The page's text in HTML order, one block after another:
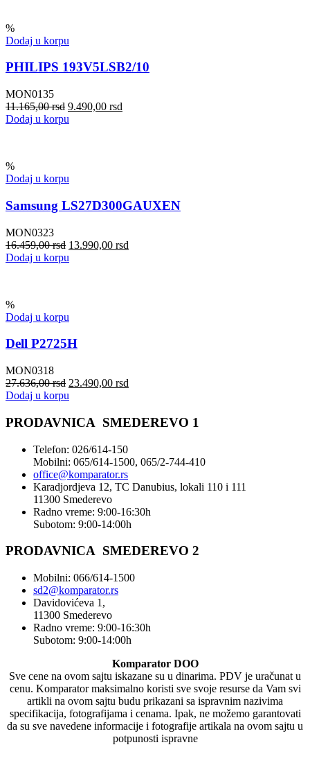
%
Dodaj u korpu
PHILIPS 193V5LSB2/10
MON0135
11.165,00rsd 9.490,00 rsd
Dodaj u korpu
%
Dodaj u korpu
Samsung LS27D300GAUXEN
MON0323
16.459,00rsd 13.990,00 rsd
Dodaj u korpu
%
Dodaj u korpu
Dell P2725H
MON0318
27.636,00rsd 23.490,00 rsd
Dodaj u korpu
PRODAVNICA SMEDEREVO 1
Telefon: 026/614-150
Mobilni: 065/614-1500, 065/2-744-410
office@komparator.rs
Karadjordjeva 12, TC Danubius, lokali 110 i 111
11300 Smederevo
Radno vreme: 9:00-16:30h
Subotom: 9:00-14:00h
PRODAVNICA SMEDEREVO 2
Mobilni: 066/614-1500
sd2@komparator.rs
Davidovićeva 1,
11300 Smederevo
Radno vreme: 9:00-16:30h
Subotom: 9:00-14:00h
Komparator DOO
Sve cene na ovom sajtu iskazane su u dinarima. PDV je uračunat u
cenu. Komparator maksimalno koristi sve svoje resurse da Vam svi
artikli na ovom sajtu budu prikazani sa ispravnim nazivima
specifikacija, fotografijama i cenama. Ipak, ne možemo garantovati
da su sve navedene informacije i fotografije artikala na ovom sajtu u
potpunosti ispravne